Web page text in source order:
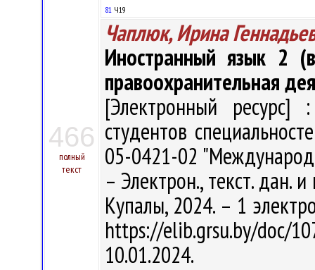
466
полный
текст
81 Ч19
Чаплюк, Ирина
Иностранный язык 2
правоохранительная
[Электронный ресурс]
студентов
05-0421-02
– Электрон., текст. дан.
Купалы, 2024. – 1
https://elib.grsu.by/doc/
10.01.2024.